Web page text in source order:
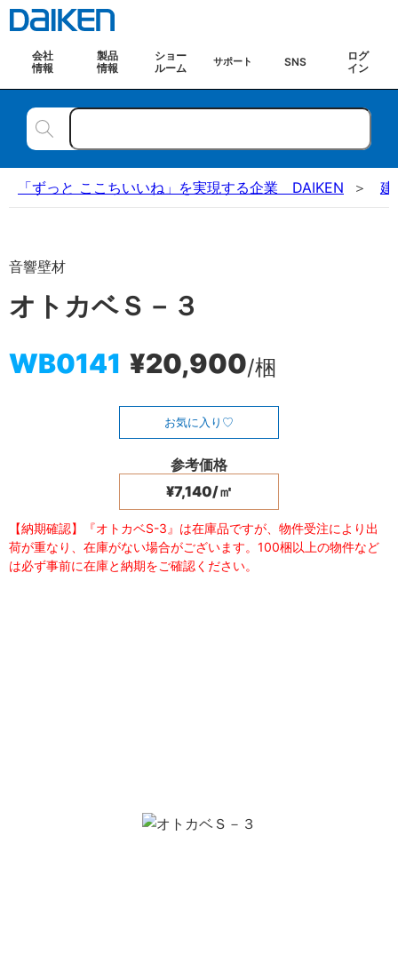
会社
情報
製品
情報
ショー
ルーム
サポート SNS
ログ
イン
「ずっと ここちいいね」を実現する企業 DAIKEN 建
音響壁材
オトカベＳ－３
WB0141 ¥20,900/梱
お気に入り
参考価格
¥7,140/㎡
【納期確認】『オトカベS-3』は在庫品ですが、物件受注により出
荷が重なり、在庫がない場合がございます。100梱以上の物件など
は必ず事前に在庫と納期をご確認ください。